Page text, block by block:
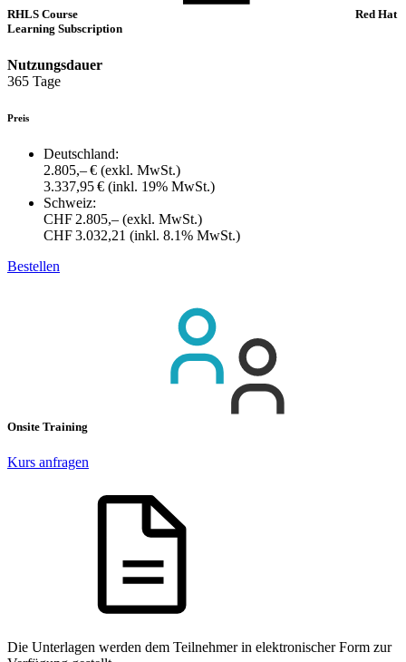
RHLS Course
Red Hat
Learning Subscription
Nutzungsdauer
365 Tage
Preis
Deutschland:
2.805,– € (exkl. MwSt.)
3.337,95 € (inkl. 19% MwSt.)
Schweiz:
CHF 2.805,– (exkl. MwSt.)
CHF 3.032,21 (inkl. 8.1% MwSt.)
Bestellen
Onsite Training
Kurs anfragen
Die Unterlagen werden dem Teilnehmer in elektronischer Form zur